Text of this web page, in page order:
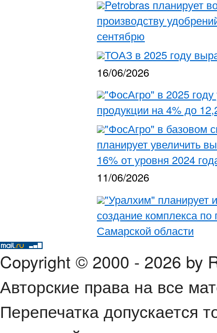
Petrobras планирует
производству
сентябрю
ТОАЗ в 2025 году
16/06/2026
"ФосАгро" в 2025
продукции на 4% до
"ФосАгро" в базовом
планирует увеличить
16% от уровня 2024
11/06/2026
"Уралхим" планирует
создание комплекса
Самарской области
Copyright © 2000 - 2026 by
Авторские права на все
Перепечатка допускается